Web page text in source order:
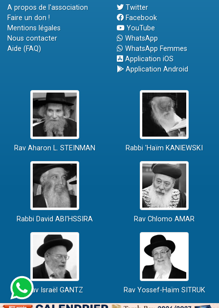
A propos de l'association
Faire un don !
Mentions légales
Nous contacter
Aide (FAQ)
Twitter
Facebook
YouTube
WhatsApp
WhatsApp Femmes
Application iOS
Application Android
Rav Aharon L. STEINMAN Rabbi 'Haïm KANIEWSKI
Rabbi David ABI'HSSIRA Rav Chlomo AMAR
Rav Israël GANTZ Rav Yossef-Haïm SITRUK